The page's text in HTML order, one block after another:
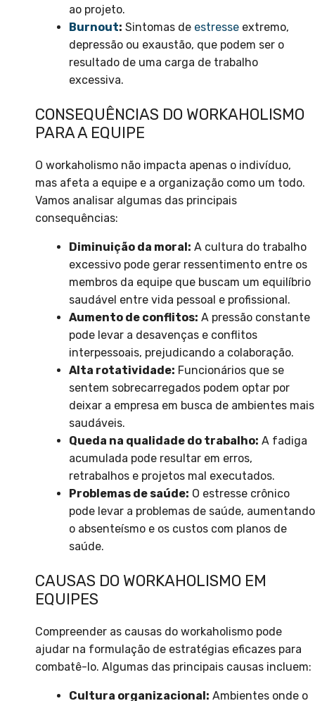
ao projeto.
Burnout: Sintomas de estresse extremo,
depressão ou exaustão, que podem ser o
resultado de uma carga de trabalho
excessiva.
CONSEQUÊNCIAS DO WORKAHOLISMO
PARA A EQUIPE
O workaholismo não impacta apenas o indivíduo,
mas afeta a equipe e a organização como um todo.
Vamos analisar algumas das principais
consequências:
Diminuição da moral: A cultura do trabalho
excessivo pode gerar ressentimento entre os
membros da equipe que buscam um equilíbrio
saudável entre vida pessoal e profissional.
Aumento de conflitos: A pressão constante
pode levar a desavenças e conflitos
interpessoais, prejudicando a colaboração.
Alta rotatividade: Funcionários que se
sentem sobrecarregados podem optar por
deixar a empresa em busca de ambientes mais
saudáveis.
Queda na qualidade do trabalho: A fadiga
acumulada pode resultar em erros,
retrabalhos e projetos mal executados.
Problemas de saúde: O estresse crônico
pode levar a problemas de saúde, aumentando
o absenteísmo e os custos com planos de
saúde.
CAUSAS DO WORKAHOLISMO EM
EQUIPES
Compreender as causas do workaholismo pode
ajudar na formulação de estratégias eficazes para
combatê-lo. Algumas das principais causas incluem:
Cultura organizacional: Ambientes onde o